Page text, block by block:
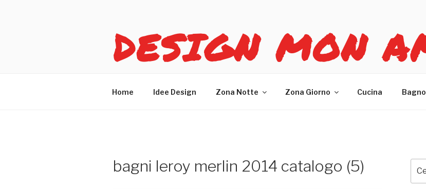
DESIGN MON
Home Idee Design Zona Notte Zona Giorno Cucina Bagno
bagni leroy merlin 2014 catalogo (5)